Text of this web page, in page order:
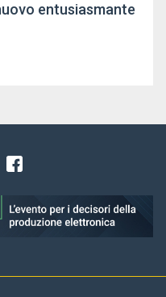
entusiasmante